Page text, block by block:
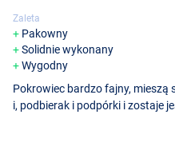
Zaleta
Pakowny
Solidnie wykonany
Wygodny
Pokrowiec bardzo fajny, mieszą
i, podbierak i podpórki i zostaje